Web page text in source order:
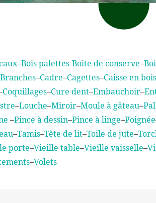
–Bois palettes-Boite de conserve–
Branches–Cadre–Cagettes–Caisse en bois
Coquillages–Cure dent–Embauchoir–
–Louche–Miroir–Moule à gâteau–
–Pince à dessin–Pince à linge–Poignée
–Tamis–Tête de lit–Toile de jute–
porte–Vieille table–Vieille vaisselle–
–Volets